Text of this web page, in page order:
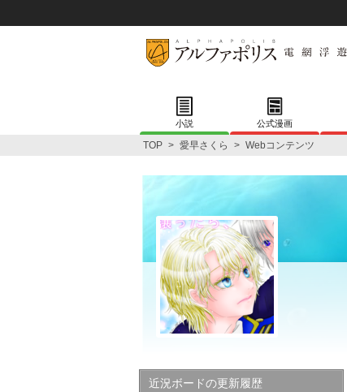
小説 公式漫画
TOP > 愛早さくら > Webコンテンツ
近況ボードの更新履歴